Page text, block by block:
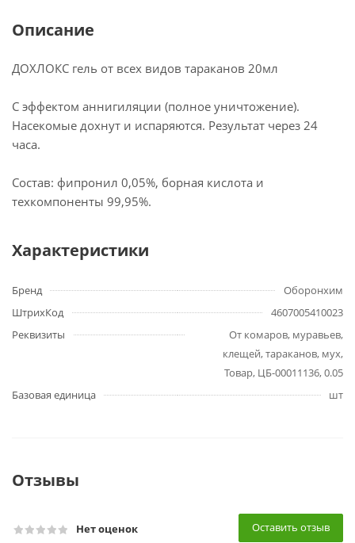
Описание
ДОХЛОКС гель от всех видов тараканов 20мл
С эффектом аннигиляции (полное уничтожение).
Насекомые дохнут и испаряются. Результат через 24
часа.
Состав: фипронил 0,05%, борная кислота и
техкомпоненты 99,95%.
Характеристики
Бренд
Оборонхим
ШтрихКод
4607005410023
Реквизиты
От комаров, муравьев,
клещей, тараканов, мух,
Товар, ЦБ-00011136, 0.05
Базовая единица
шт
Отзывы
Нет оценок Оставить отзыв